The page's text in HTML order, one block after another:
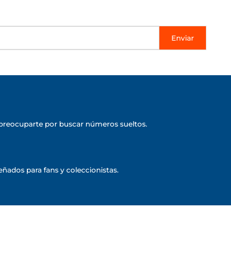
Enviar
por buscar números sueltos.
para fans y coleccionistas.